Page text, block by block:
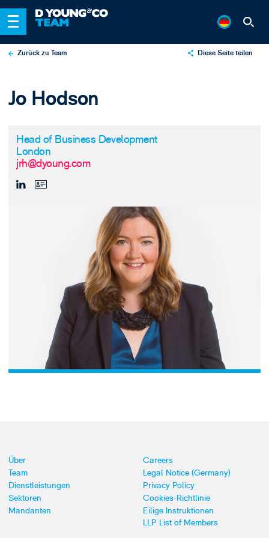
Zurück zu Team Diese Seite teilen
Jo Hodson
Head of Business Development
London
jrh@dyoung.com
Über
Team
Dienstleistungen
Sektoren
Mandanten
Careers
Legal Notice (Germany)
Privacy Policy
Cookies-Richtlinie
Eilige Instruktionen
LLP List of Members